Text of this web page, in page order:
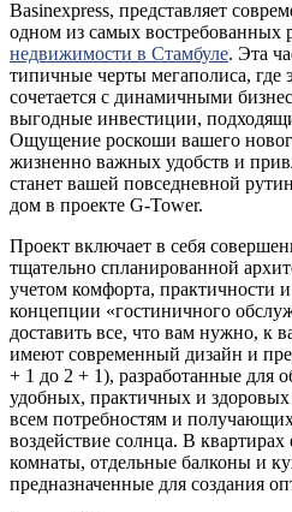
Basinexpress, представляет
одном из самых востребованных
недвижимости в Стамбуле. Эта
типичные черты мегаполиса, где
сочетается с динамичными
выгодные инвестиции,
Ощущение роскоши вашего
жизненно важных удобств и
станет вашей повседневной
дом в проекте G-Tower.
Проект включает в себя
тщательно спланированной
учетом комфорта, практичности
концепции «гостиничного
доставить все, что вам нужно, к
имеют современный дизайн и
+ 1 до 2 + 1), разработанные для
удобных, практичных и
всем потребностям и
воздействие солнца. В
комнаты, отдельные балконы и
предназначенные для создания